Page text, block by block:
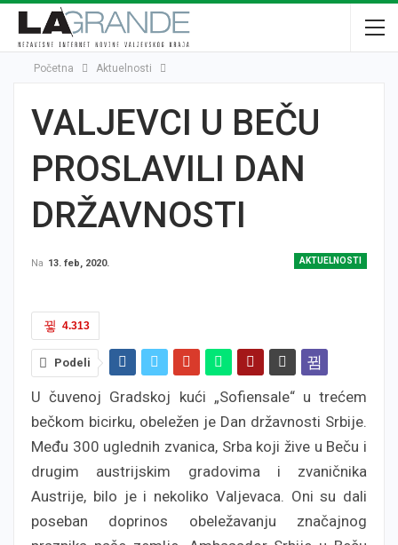
Početna Aktuelnosti
VALJEVCI U BEČU
PROSLAVILI DAN
DRŽAVNOSTI
AKTUELNOSTI
Na 13. feb, 2020.
4.313
Podeli
U čuvenoj Gradskoj kući „Sofiensale“ u trećem
bečkom bicirku, obeležen je Dan državnosti Srbije.
Među 300 uglednih zvanica, Srba koji žive u Beču i
drugim austrijskim gradovima i zvaničnika
Austrije, bilo je i nekoliko Valjevaca. Oni su dali
poseban doprinos obeležavanju značajnog